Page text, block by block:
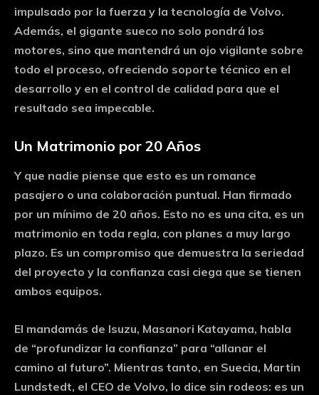
impulsado por la fuerza y la tecnología de Volvo.
Además, el gigante sueco no solo pondrá los
motores, sino que mantendrá un ojo vigilante sobre
todo el proceso, ofreciendo soporte técnico en el
desarrollo y en el control de calidad para que el
resultado sea impecable.
Un Matrimonio por 20 Años
Y que nadie piense que esto es un romance
pasajero o una colaboración puntual. Han firmado
por un mínimo de 20 años. Esto no es una cita, es un
matrimonio en toda regla, con planes a muy largo
plazo. Es un compromiso que demuestra la seriedad
del proyecto y la confianza casi ciega que se tienen
ambos equipos.
El mandamás de Isuzu, Masanori Katayama, habla
de “profundizar la confianza” para “allanar el
camino al futuro”. Mientras tanto, en Suecia, Martin
Lundstedt, el CEO de Volvo, lo dice sin rodeos: es un